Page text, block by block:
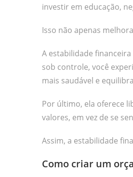
investir em educação,
Isso não apenas
A estabilidade
sob controle, você
mais saudável e
Por último, ela oferece
valores, em vez de se
Assim, a estabilidade
Como criar um